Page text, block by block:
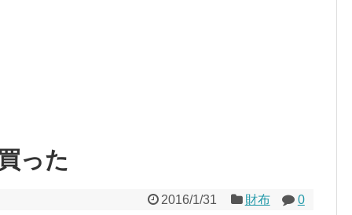
った
2016/1/31 財布 0